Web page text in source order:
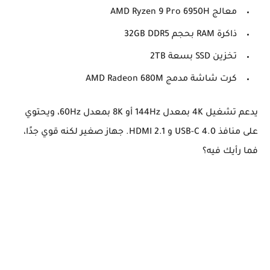
معالج AMD Ryzen 9 Pro 6950H
ذاكرة RAM بحجم 32GB DDR5
تخزين SSD بسعة 2TB
كرت شاشة مدمج AMD Radeon 680M
يدعم تشغيل 4K بمعدل 144Hz أو 8K بمعدل 60Hz
، ويحتوي
على منافذ USB-C 4.0 و HDMI 2.1
. جهاز صغير لكنه قوي جدًا،
فما رأيك فيه؟